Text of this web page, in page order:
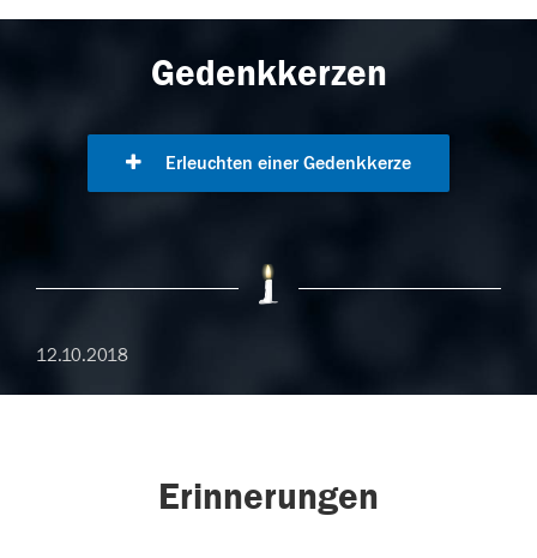
Gedenkkerzen
Erleuchten einer Gedenkkerze
12.10.2018
Erinnerungen